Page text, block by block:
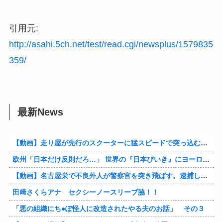
引用元:
http://asahi.5ch.net/test/read.cgi/newsplus/1579835
359/
最新News
【動画】走り屋が先行のスクーターに猛スピードで突っ込む事故。
欧州「日本だけ反則だろ…」 世界の『日本びいき』にヨーロッパ全土から不満の声
【動画】名古屋栄で不良外人が警察官を突き飛ばす。逮捕しろやｗｗｗ
田﨑さくらアナ セクシーノースリーブ脇！！
「悪の組織にち●ぽ怪人に改造されたやる夫のお話」 その３